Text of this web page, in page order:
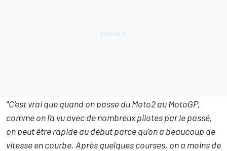
"C'est vrai que quand on passe du Moto2 au MotoGP,
comme on l'a vu avec de nombreux pilotes par le passé,
on peut être rapide au début parce qu'on a beaucoup de
vitesse en courbe. Après quelques courses, on a moins de